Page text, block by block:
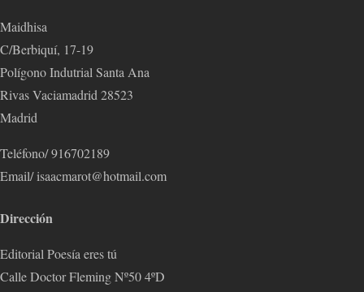
Maidhisa
C/Berbiquí, 17-19
Polígono Indutrial Santa Ana
Rivas Vaciamadrid 28523
Madrid
Teléfono/ 916702189
Email/ isaacmarot@hotmail.com
Dirección
Editorial Poesía eres tú
Calle Doctor Fleming Nº50 4ºD